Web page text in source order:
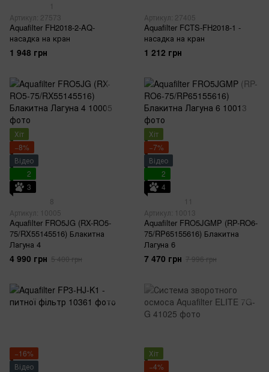
1
Артикул: 27573
Aquafilter FH2018-2-AQ-
насадка на кран
1 948 грн
Артикул: 27405
Aquafilter FCTS-FH2018-1 -
насадка на кран
1 212 грн
Хіт
−8%
Відео
2
3
8
Артикул: 10005
Aquafilter FRO5JG (RX-RO5-
75/RX55145516) Блакитна
Лагуна 4
4 990 грн 5 400 грн
Хіт
−7%
Відео
2
4
11
Артикул: 10013
Aquafilter FRO5JGMP (RP-RO6-
75/RP65155616) Блакитна
Лагуна 6
7 470 грн 7 996 грн
−16%
Відео
Хіт
−4%